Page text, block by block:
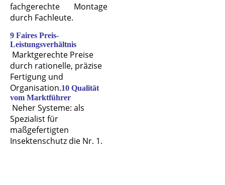
fachgerechte Montage
durch Fachleute.
9 Faires Preis-
Leistungsverhältnis
Marktgerechte Preise
durch rationelle, präzise
Fertigung und
Organisation.10 Qualität
vom Marktführer
Neher Systeme: als
Spezialist für
maßgefertigten
Insektenschutz die Nr. 1.